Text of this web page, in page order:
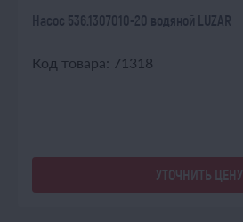
Насос 536.1307010-20 водяной LUZAR
Код товара: 71318
УТОЧНИТЬ ЦЕНУ